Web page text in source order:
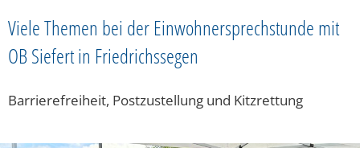
Viele Themen bei der Einwohnersprechstunde mit
OB Siefert in Friedrichssegen
Barrierefreiheit, Postzustellung und Kitzrettung